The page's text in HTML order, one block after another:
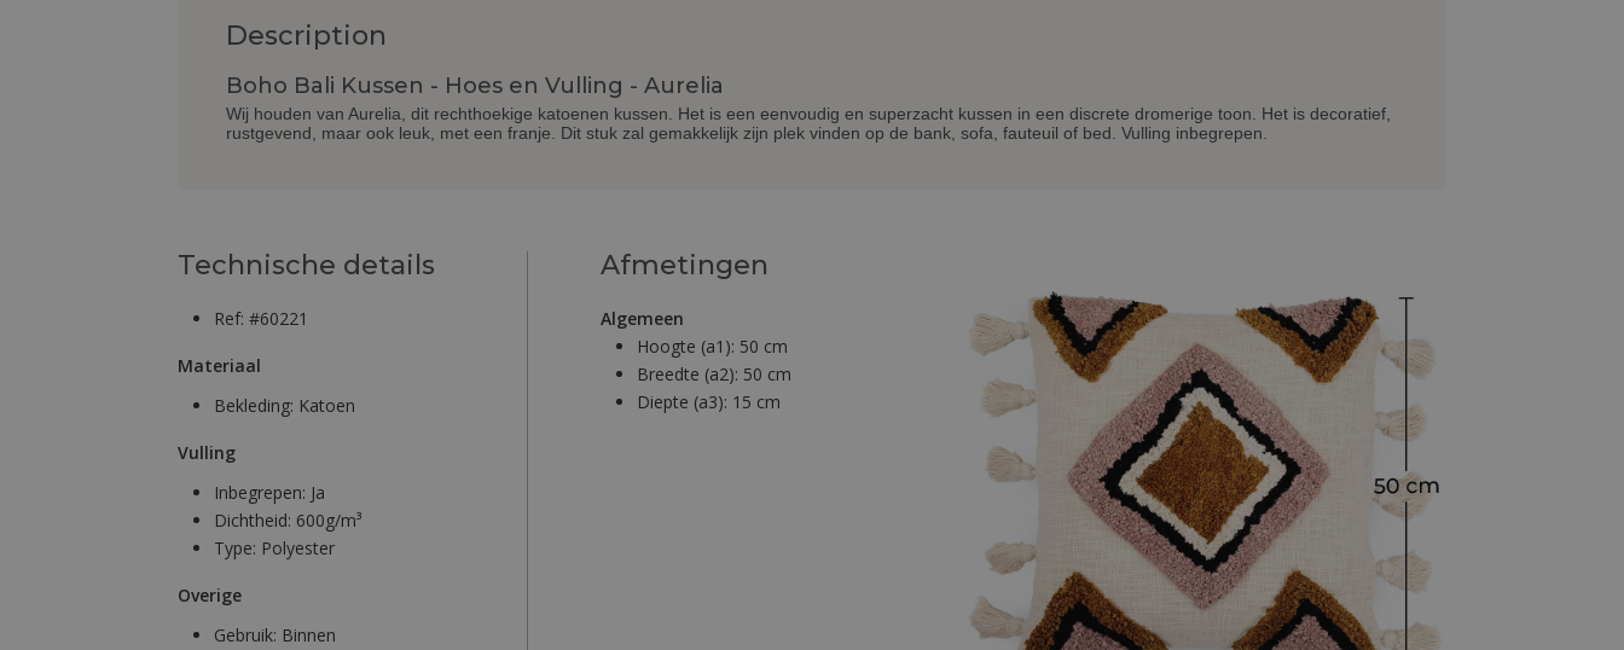
Description
Boho Bali Kussen - Hoes en Vulling - Aurelia
Wij houden van Aurelia, dit rechthoekige katoenen kussen. Het is een eenvoudig en superzacht kussen in een discrete dromerige toon. Het is decoratief,
rustgevend, maar ook leuk, met een franje. Dit stuk zal gemakkelijk zijn plek vinden op de bank, sofa, fauteuil of bed. Vulling inbegrepen.
Technische details
Ref: #60221
Materiaal
Bekleding: Katoen
Vulling
Inbegrepen: Ja
Dichtheid: 600g/m³
Type: Polyester
Overige
Gebruik: Binnen
Afmetingen
Algemeen
Hoogte (a1): 50 cm
Breedte (a2): 50 cm
Diepte (a3): 15 cm